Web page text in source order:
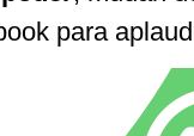
para